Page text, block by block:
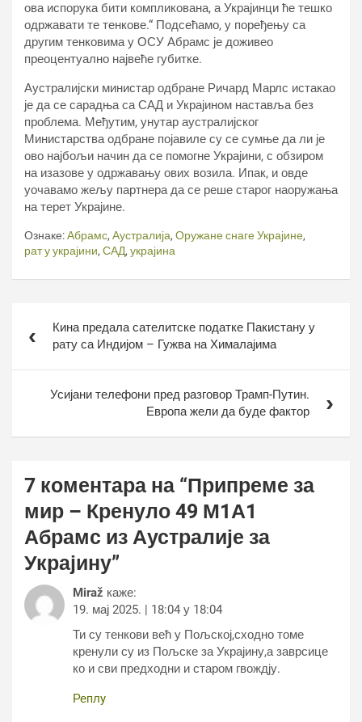
ова испорука бити компликована, а Украјинци ће тешко
одржавати те тенкове.“ Подсећамо, у поређењу са
другим тенковима у ОСУ Абрамс је доживео
преоцентуално највеће губитке.
Аустралијски министар одбране Ричард Марлс истакао
је да се сарадња са САД и Украјином наставља без
проблема. Међутим, унутар аустралијског
Министарства одбране појавиле су се сумње да ли је
ово најбољи начин да се помогне Украјини, с обзиром
на изазове у одржавању ових возила. Ипак, и овде
уочавамо жељу партнера да се реше старог наоружања
на терет Украјине.
Ознаке:Абрамс, Аустралија, Оружане снаге Украјине,
рат у украјини, САД, украјина
чланкаКина предала сателитске податке Пакистану у
рату са Индијом – Гужва на Хималајима
Усијани телефони пред разговор Трамп-Путин.
Европа жели да буде фактор
7 коментара на “Припреме за
мир – Кренуло 49 М1А1
Абрамс из Аустралије за
Украјину”
Miraž каже:
19. мај 2025. | 18:04 у 18:04
Ти су тенкови већ у Пољској,сходно томе
кренули су из Пољске за Украјину,а заврсице
ко и сви предходни и старом гвождју.
Реплy